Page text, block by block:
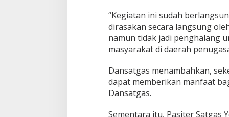
“Kegiatan ini sudah
dirasakan secara langsung
namun tidak jadi penghalang
masyarakat di daerah
Dansatgas menambahkan,
dapat memberikan manfaat
Dansatgas.
Sementara itu, Pasiter Satgas